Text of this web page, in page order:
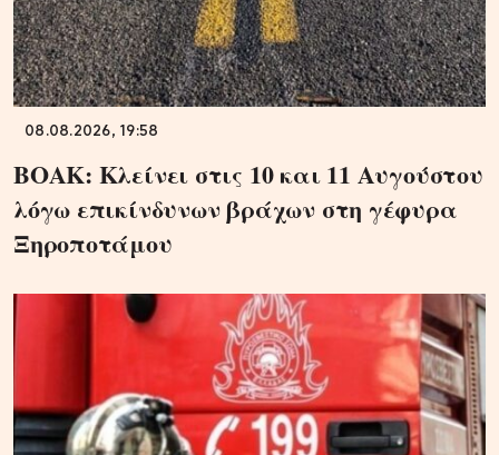
08.08.2026, 19:58
ΒΟΑΚ: Κλείνει στις 10 και 11 Αυγούστου
λόγω επικίνδυνων βράχων στη γέφυρα
Ξηροποτάμου